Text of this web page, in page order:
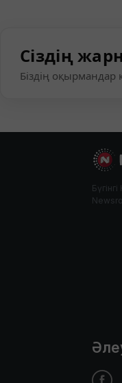
Сіздің
Біздің оқырмандар